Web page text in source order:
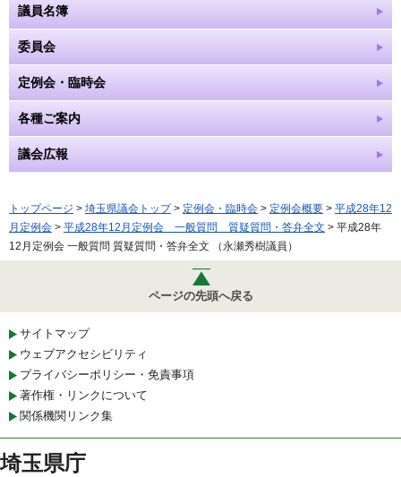
議員名簿
委員会
定例会・臨時会
各種ご案内
議会広報
トップページ > 埼玉県議会トップ> 定例会・臨時会 > 定例会概要 > 平成28年12
月定例会 > 平成28年12月定例会 一般質問 質疑質問・答弁全文 > 平成28年
12月定例会 一般質問 質疑質問・答弁全文 （永瀬秀樹議員）
ページの先頭へ戻る
サイトマップ
ウェブアクセシビリティ
プライバシーポリシー・免責事項
著作権・リンクについて
関係機関リンク集
埼玉県庁